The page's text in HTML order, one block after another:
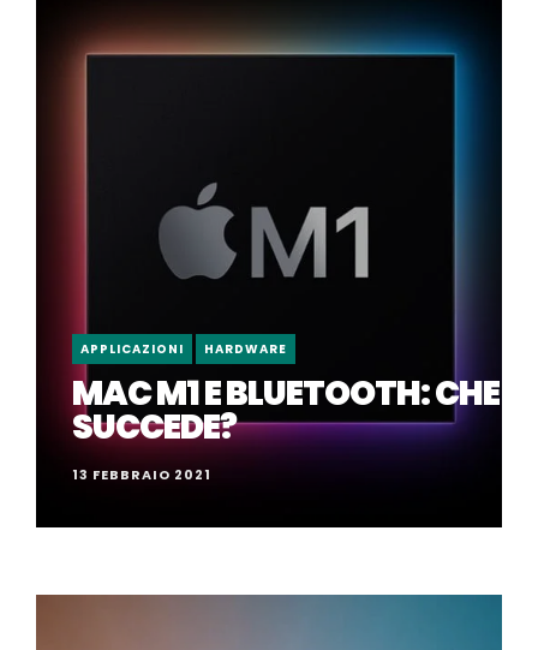
APPLICAZIONI HARDWARE
MAC M1 E BLUETOOTH: CHE
SUCCEDE?
13 FEBBRAIO 2021